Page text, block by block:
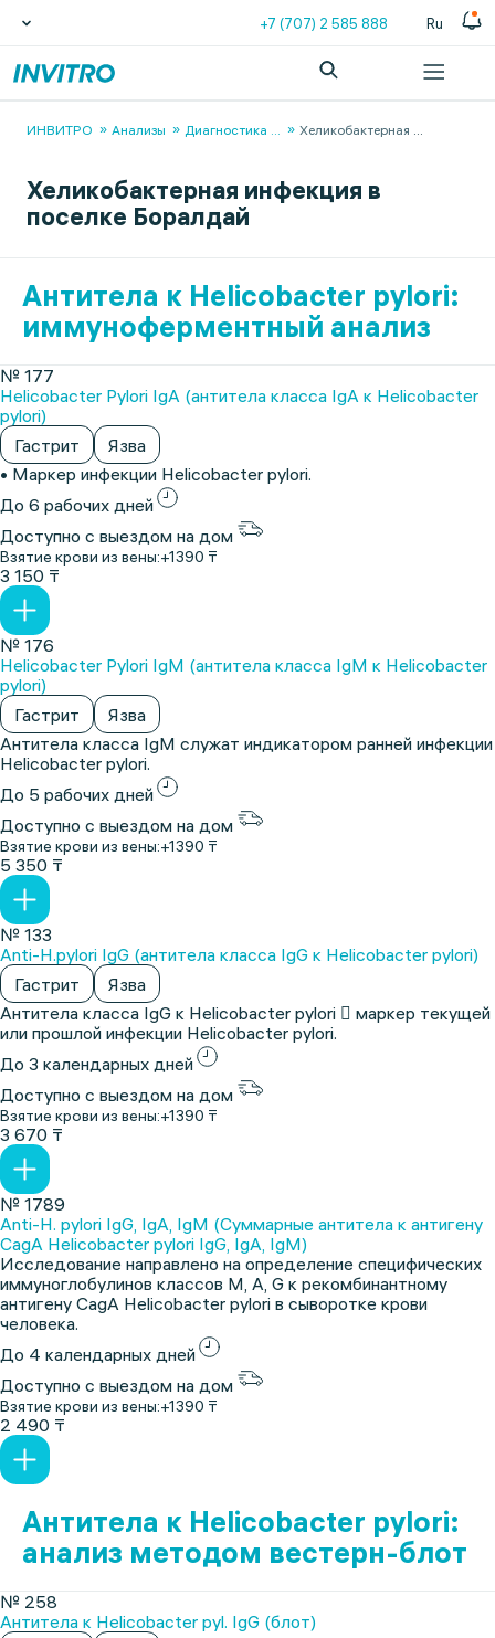
+7 (707) 2 585 888 Ru
ИНВИТРО Анализы Диагностика ... Хеликобактерная ...
Хеликобактерная инфекция в
поселке Боралдай
Антитела к Helicobacter pylori:
иммуноферментный анализ
№ 177
Helicobacter Pylori IgA (антитела класса IgА к Helicobacter
pylori)
Гастрит
Язва
• Маркер инфекции Helicobacter pylori.
До 6 рабочих дней
Доступно с выездом на дом
Взятие крови из вены:+1390 ₸
3 150 ₸
№ 176
Helicobacter Pylori IgM (антитела класса IgM к Helicobacter
pylori)
Гастрит
Язва
Антитела класса IgM служат индикатором ранней инфекции
Helicobacter pylori.
До 5 рабочих дней
Доступно с выездом на дом
Взятие крови из вены:+1390 ₸
5 350 ₸
№ 133
Anti-H.pylori IgG (антитела класса IgG к Helicobacter pylori)
Гастрит
Язва
Антитела класса IgG к Helicobacter pylori  маркер текущей
или прошлой инфекции Helicobacter pylori.
До 3 календарных дней
Доступно с выездом на дом
Взятие крови из вены:+1390 ₸
3 670 ₸
№ 1789
Anti-H. pylori IgG, IgA, IgM (Суммарные антитела к антигену
CagA Helicobacter pylori IgG, IgA, IgM)
Исследование направлено на определение специфических
иммуноглобулинов классов M, A, G к рекомбинантному
антигену CagA Helicobacter pylori в сыворотке крови
человека.
До 4 календарных дней
Доступно с выездом на дом
Взятие крови из вены:+1390 ₸
2 490 ₸
Антитела к Helicobacter pylori:
анализ методом вестерн-блот
№ 258
Антитела к Helicobacter pyl. IgG (блот)